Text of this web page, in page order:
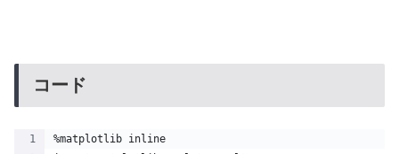
コード
%matplotlib inline